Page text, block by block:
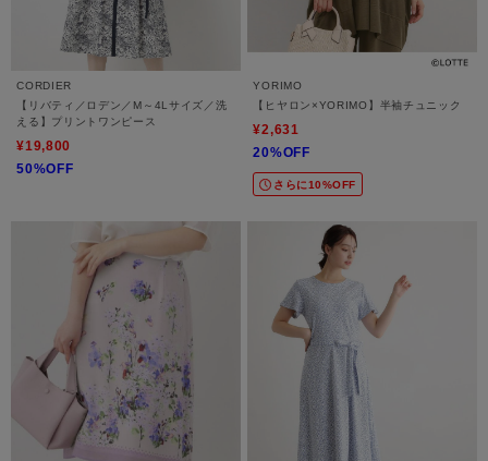
CORDIER
【リバティ／ロデン／M～4Lサイズ／洗
える】プリントワンピース
¥19,800
50%OFF
YORIMO
【ヒヤロン×YORIMO】半袖チュニック
¥2,631
20%OFF
さらに10%OFF